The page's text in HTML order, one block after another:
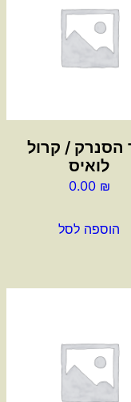
הסנרק / קרול
לואיס
0.00 ₪
הוספה לסל